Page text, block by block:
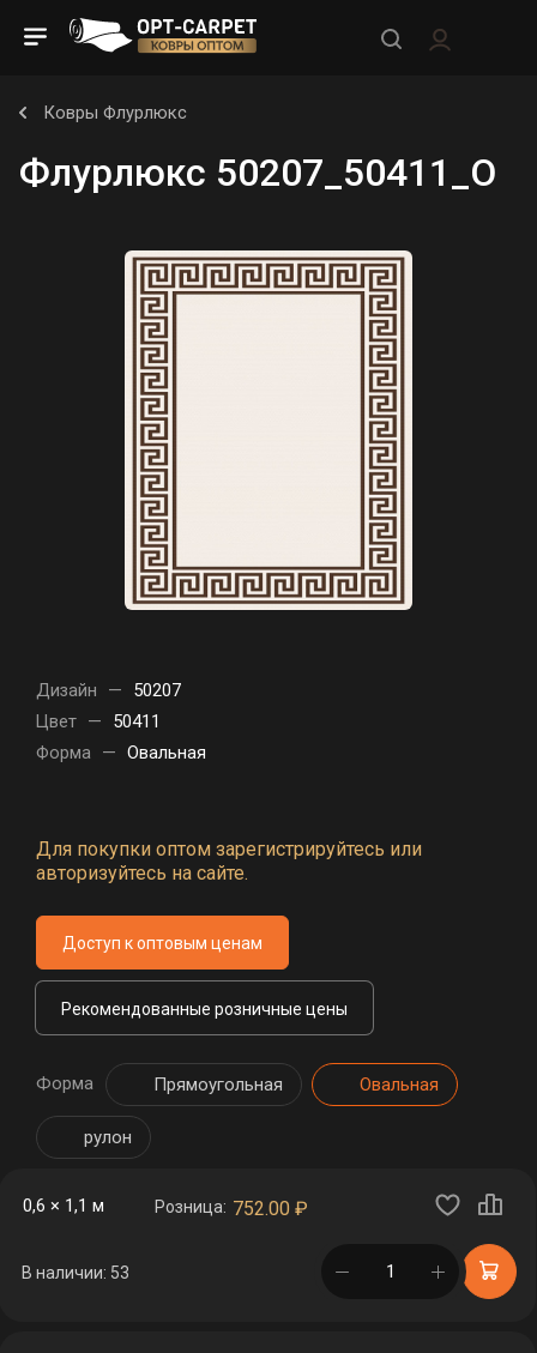
Ковры Флурлюкс
Флурлюкс 50207_50411_O
Дизайн —
50207
Цвет —
50411
Форма — Овальная
Для покупки оптом зарегистрируйтесь или
авторизуйтесь на сайте.
Доступ к оптовым ценам
Рекомендованные розничные цены
Форма Прямоугольная Овальная
рулон
0,6 × 1,1 м Розница: 752.00 ₽
В наличии: 53 в корзине